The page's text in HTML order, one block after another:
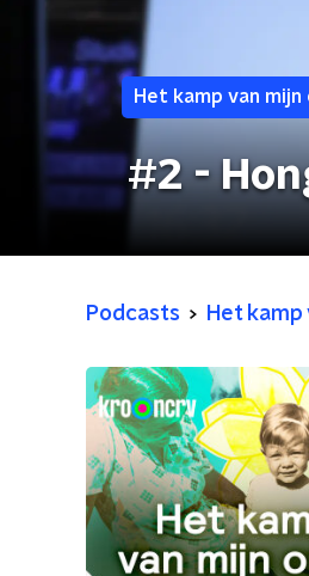
Het kamp van mijn
#2 -
Podcasts Het kamp